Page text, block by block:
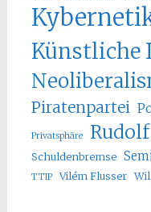
Künstliche
Piratenpartei
Privatsphäre
Schuldenbremse
TTIP
Vilém Flusser